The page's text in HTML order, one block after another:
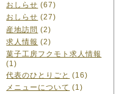
おしらせ (67)
おしらせ (27)
産地訪問 (2)
求人情報 (2)
菓子工房フクモト求人情報
(1)
代表のひとりごと (16)
メニューについて (1)